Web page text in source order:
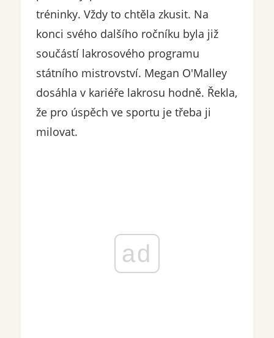
tréninky. Vždy to chtěla zkusit. Na
konci svého dalšího ročníku byla již
součástí lakrosového programu
státního mistrovství. Megan O'Malley
dosáhla v kariéře lakrosu hodně. Řekla,
že pro úspěch ve sportu je třeba ji
milovat.
ad